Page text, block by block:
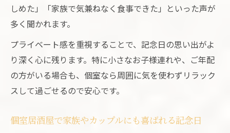
しめた」「家族で気兼ねなく食事できた」といった声が
多く聞かれます。
プライベート感を重視することで、記念日の思い出がよ
り深く心に残ります。特に小さなお子様連れや、ご年配
の方がいる場合も、個室なら周囲に気を使わずリラック
スして過ごせるので安心です。
個室居酒屋で家族やカップルにも喜ばれる記念日